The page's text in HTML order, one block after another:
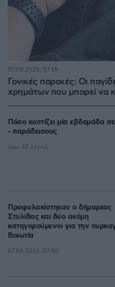
Γονικές παροχές: Οι
χρημάτων που μπορεί να
07.08.2026, 07:58
Πόσο κοστίζει μία εβδομάδα
- παράδεισους
πριν 42 λεπτά
Προφυλακίστηκαν ο δήμαρχος
Στυλίδας και δύο ακόμη
κατηγορούμενοι για την
Βοιωτία
07.08.2026, 07:00